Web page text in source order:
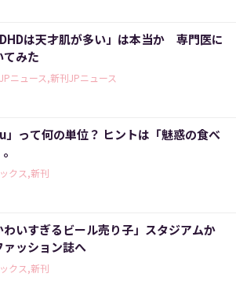
は天才肌が多い」は本当か 専門医に
てみた
ニュース,新刊JPニュース
」って何の単位？ ヒントは「魅惑の食べ
クス,新刊
わいすぎるビール売り子」スタジアムか
ァッション誌へ
クス,新刊